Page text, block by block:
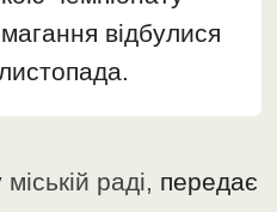
відбулися
міській раді, передає